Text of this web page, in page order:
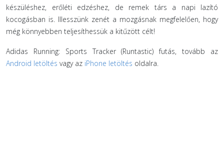
készüléshez, erőléti edzéshez, de remek társ a napi lazító
kocogásban is. Illesszünk zenét a mozgásnak megfelelően, hogy
még könnyebben teljesíthessük a kitűzött célt!
Adidas Running: Sports Tracker (Runtastic) futás, tovább az
Android letöltés vagy az iPhone letöltés oldalra.